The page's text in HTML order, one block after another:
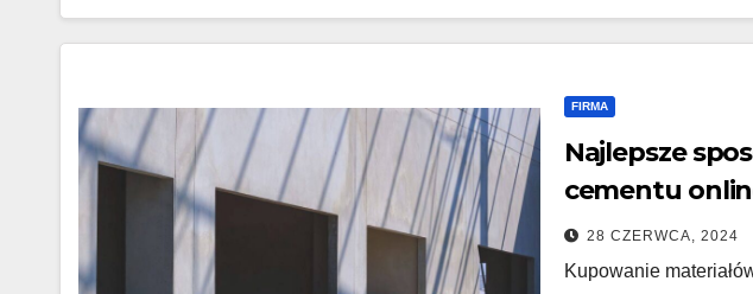
FIRMA
Najlepsze
cementu
28 CZERWCA, 2024
Kupowanie